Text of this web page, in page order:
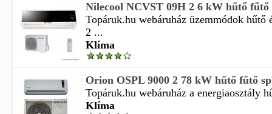
Nilecool NCVST 09H 2 6 kW hűtő
Topáruk.hu webáruház üzemmódok hűtő
2 ...
Klíma
Orion OSPL 9000 2 78 kW hűtő fűtő
Topáruk.hu webáruház a energiaosztály
Klíma